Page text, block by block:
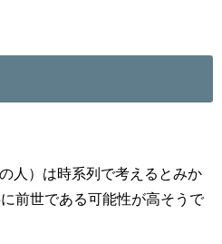
人）は時系列で考えるとみか
前世である可能性が高そうで